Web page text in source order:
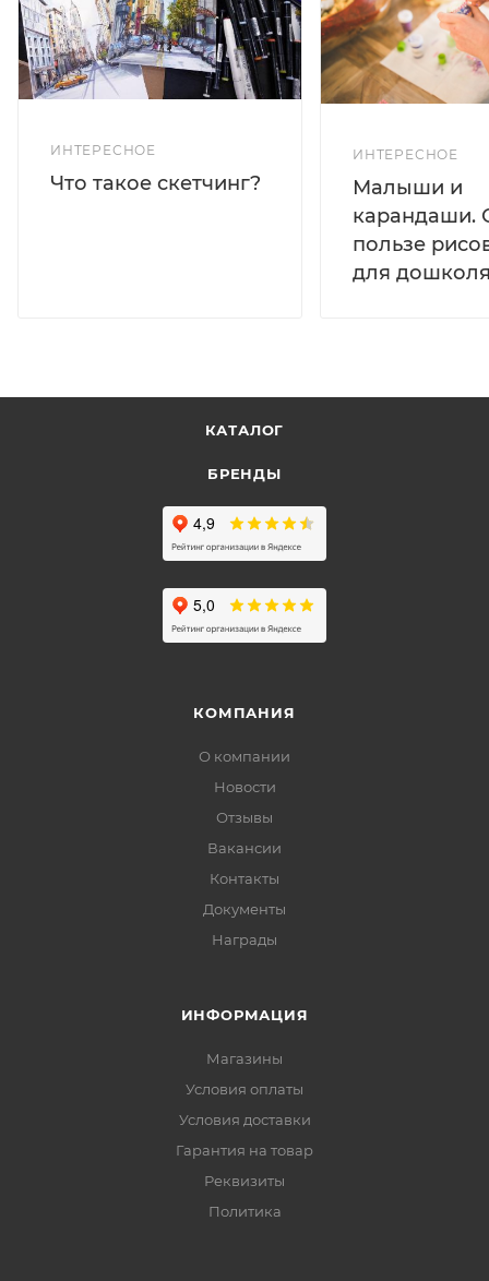
ИНТЕРЕСНОЕ
Что такое скетчинг?
ИНТЕРЕСНОЕ
Малыши и
карандаши.
пользе
для
КАТАЛОГ
БРЕНДЫ
КОМПАНИЯ
О компании
Новости
Отзывы
Вакансии
Контакты
Документы
Награды
ИНФОРМАЦИЯ
Магазины
Условия оплаты
Условия доставки
Гарантия на товар
Реквизиты
Политика